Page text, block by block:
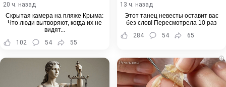
20 ч. назад
Скрытая камера на пляже Крыма:
Что люди вытворяют, когда их не
видят...
102
54 55
13 ч. назад
Этот танец невесты оставит вас
без слов! Пересмотрела 10 раз
284
54 65
i